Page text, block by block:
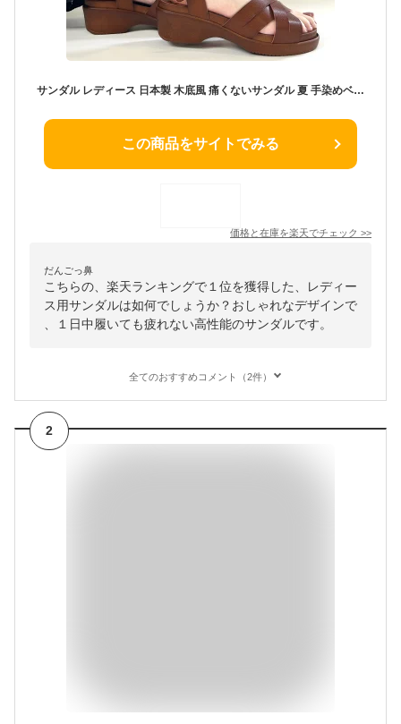
サンダル レディース 日本製 木底風 痛くないサンダル 夏 手染めベルト やわらかソール 歩きやすい 素足 厚底 疲れない靴 大きいサイズ ウッド調 アンクルストラップ マーレマーレ S/M/L/LL ▼6/20 10時～再再販 2025SSver.【当店限定別注デザイン】
この商品をサイトでみる
価格と在庫を楽天でチェック >>
だんごっ鼻
こちらの、楽天ランキングで１位を獲得した、レディー
ス用サンダルは如何でしょうか？おしゃれなデザインで
、１日中履いても疲れない高性能のサンダルです。
全てのおすすめコメント（2件）
2